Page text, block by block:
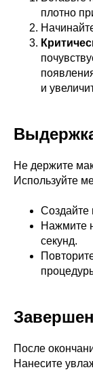
плотно
и
Не держите
Используйте
Создайте
Нажмите
секунд.
После
Нанесите